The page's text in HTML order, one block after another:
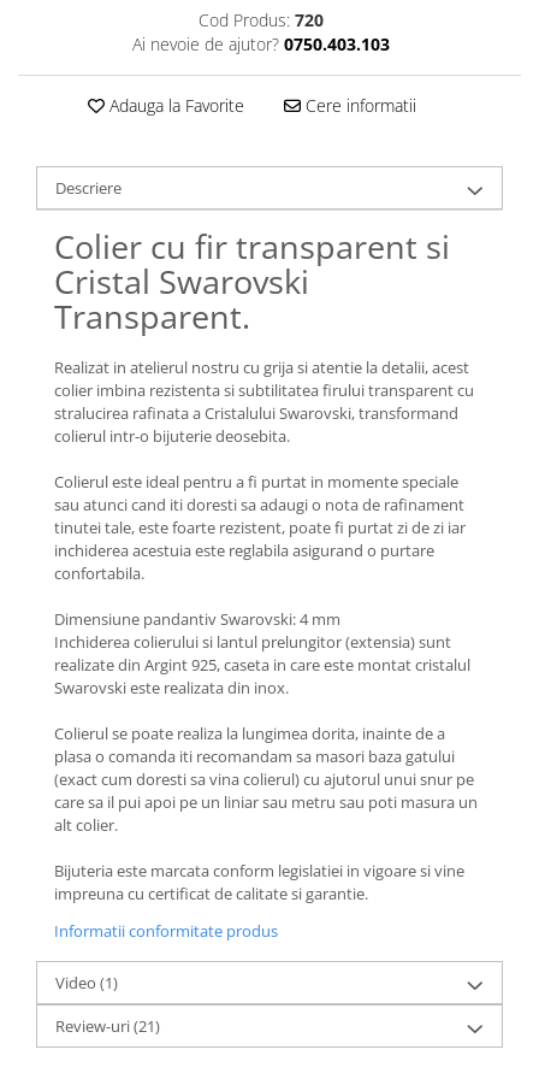
Lănțișoare cu Semilună
Lănțișoare cu Zodii
Lănțișoare cu Animale
Lănțișoare cu Pietre Naturale
Lănțișoare Argint Diverse
Coliere cu Perle Naturale
Coliere cu Perle Preciosa
COLIERE ȘNUR REGLABIL
Coliere cu Inimioare
Coliere cu Cruce
Coliere cu Stea
Coliere cu Semilună
Coliere cu Zodii
Coliere cu Flori
Coliere cu Animale
Coliere cu Molecule
Coliere Diverse
BRĂȚĂRI
Brățări din Aur cu șnur reglabil
Brățări din Argint cu șnur reglabil
BRĂȚĂRI CU PIETRE SEMIPREȚIOASE
Brățări din Aur cu pietre
semiprețioase
Brățări din Argint cu pietre
semiprețioase
BRĂȚĂRI DE PICIOR
Brățări de picior din Aur
Cod Produs: 720
Ai nevoie de ajutor? 0750.403.103
Adauga la Favorite Cere informatii
Descriere
Colier cu fir transparent si
Cristal Swarovski
Transparent.
Realizat in atelierul nostru cu grija si atentie la detalii, acest
colier imbina rezistenta si subtilitatea firului transparent cu
stralucirea rafinata a Cristalului Swarovski, transformand
colierul intr-o bijuterie deosebita.
Colierul este ideal pentru a fi purtat in momente speciale
sau atunci cand iti doresti sa adaugi o nota de rafinament
tinutei tale, este foarte rezistent, poate fi purtat zi de zi iar
inchiderea acestuia este reglabila asigurand o purtare
confortabila.
Dimensiune pandantiv Swarovski: 4 mm
Inchiderea colierului si lantul prelungitor (extensia) sunt
realizate din Argint 925, caseta in care este montat cristalul
Swarovski este realizata din inox.
Colierul se poate realiza la lungimea dorita, inainte de a
plasa o comanda iti recomandam sa masori baza gatului
(exact cum doresti sa vina colierul) cu ajutorul unui snur pe
care sa il pui apoi pe un liniar sau metru sau poti masura un
alt colier.
Bijuteria este marcata conform legislatiei in vigoare si vine
impreuna cu certificat de calitate si garantie.
Informatii conformitate produs
Video (1)
Review-uri(21)